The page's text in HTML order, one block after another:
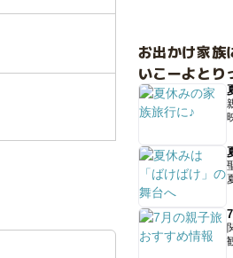
お出かけ家族
いこーよとり